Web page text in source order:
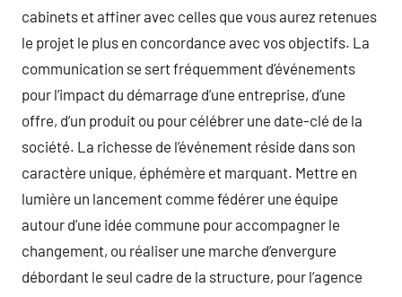
cabinets et affiner avec celles que vous aurez retenues
le projet le plus en concordance avec vos objectifs. La
communication se sert fréquemment d’événements
pour l’impact du démarrage d’une entreprise, d’une
offre, d’un produit ou pour célébrer une date-clé de la
société. La richesse de l’événement réside dans son
caractère unique, éphémère et marquant. Mettre en
lumière un lancement comme fédérer une équipe
autour d’une idée commune pour accompagner le
changement, ou réaliser une marche d’envergure
débordant le seul cadre de la structure, pour l’agence